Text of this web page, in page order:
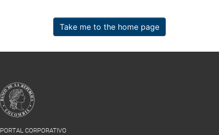
Take me to the home page
PORTAL CORPORATIVO